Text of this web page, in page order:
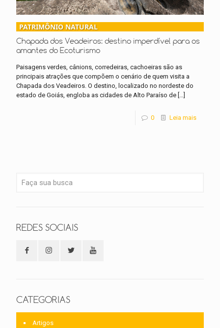
PATRIMÔNIO NATURAL
Chapada dos Veadeiros: destino imperdível para os
amantes do Ecoturismo
Paisagens verdes, cânions, corredeiras, cachoeiras são as
principais atrações que compõem o cenário de quem visita a
Chapada dos Veadeiros. O destino, localizado no nordeste do
estado de Goiás, engloba as cidades de Alto Paraíso de […]
0 Leia mais
REDES SOCIAIS
CATEGORIAS
Artigos